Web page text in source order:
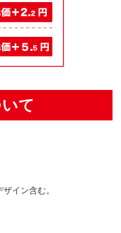
て
イン含む。